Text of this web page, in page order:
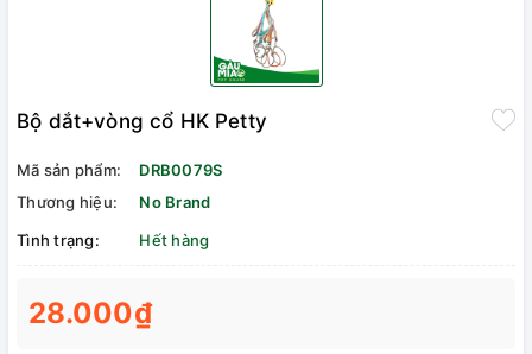
Bộ dắt+vòng cổ HK Petty
Mã sản phẩm:
DRB0079S
Thương hiệu:
No Brand
Tình trạng:
Hết hàng
28.000₫